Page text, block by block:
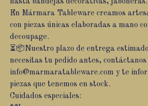
En Mármara Tableware creamos
con piezas únicas elaboradas a mano
decoupage.
⏳📦Nuestro plazo de entrega
necesitas tu pedido antes, contáctanos
info@marmaratableware.com y te
piezas que tenemos en stock.
Cuidados especiales: